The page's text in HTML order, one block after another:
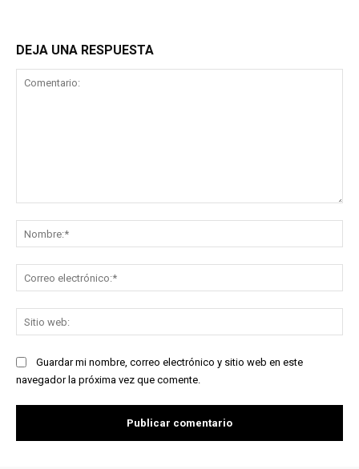
DEJA UNA RESPUESTA
Guardar mi nombre, correo electrónico y sitio web en este
navegador la próxima vez que comente.